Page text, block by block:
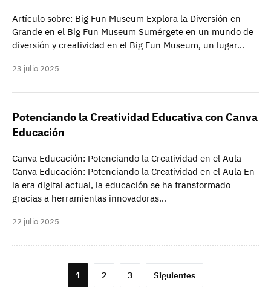
Artículo sobre: Big Fun Museum Explora la Diversión en
Grande en el Big Fun Museum Sumérgete en un mundo de
diversión y creatividad en el Big Fun Museum, un lugar…
23 julio 2025
Potenciando la Creatividad Educativa con Canva
Educación
Canva Educación: Potenciando la Creatividad en el Aula
Canva Educación: Potenciando la Creatividad en el Aula En
la era digital actual, la educación se ha transformado
gracias a herramientas innovadoras…
22 julio 2025
Paginación
1 2 3 Siguientes